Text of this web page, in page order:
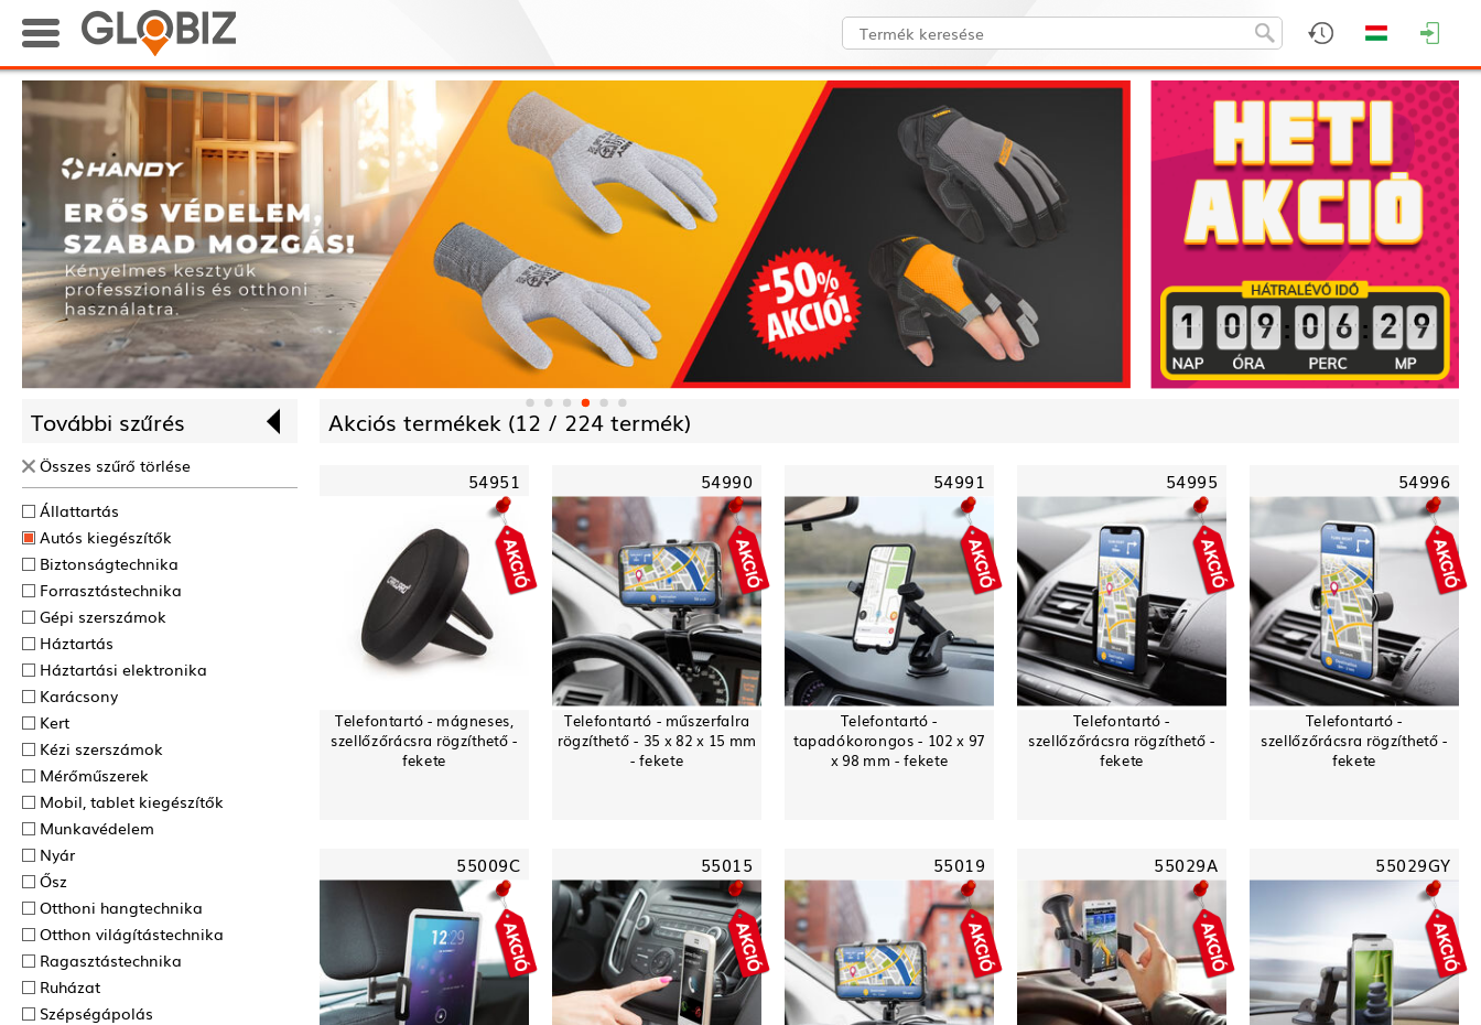
: :
További szűrés
Összes szűrő törlése
Állattartás
Autós kiegészítők
Biztonságtechnika
Forrasztás­technika
Gépi szerszámok
Háztartás
Háztartási elektronika
Karácsony
Kert
Kézi szerszámok
Mérőműszerek
Mobil, tablet kiegészítők
Munkavédelem
Nyár
Ősz
Otthoni hangtechnika
Otthon világítástechnika
Ragasztás­technika
Ruházat
Szépségápolás
Akciós termékek (12 / 224 termék)
54951
Telefontartó - mágneses,
szellőzőrácsra rögzíthető -
fekete
54990
Telefontartó - műszerfalra
rögzíthető - 35 x 82 x 15 mm
- fekete
54991
Telefontartó -
tapadókorongos - 102 x 97
x 98 mm - fekete
54995
Telefontartó -
szellőzőrácsra rögzíthető -
fekete
54996
Telefontartó -
szellőzőrácsra rögzíthető -
fekete
55009C 55015 55019 55029A 55029GY